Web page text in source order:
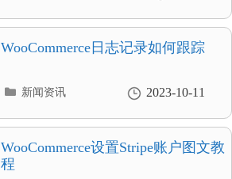
录
WooCommerce日志记录如何跟踪
2023-10-11
分
录
新闻资讯
WooCommerce设置Stripe账户图文教
程